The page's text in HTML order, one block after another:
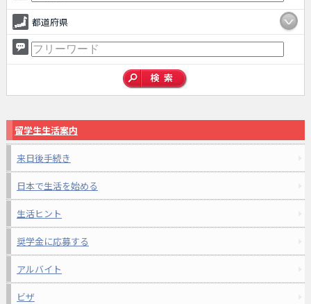
都道府県
留学生生活案内
来日後手続き
日本で生活を始める
生活ヒント
奨学金に応募する
アルバイト
ビザ